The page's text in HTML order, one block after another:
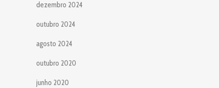
dezembro 2024
outubro 2024
agosto 2024
outubro 2020
junho 2020